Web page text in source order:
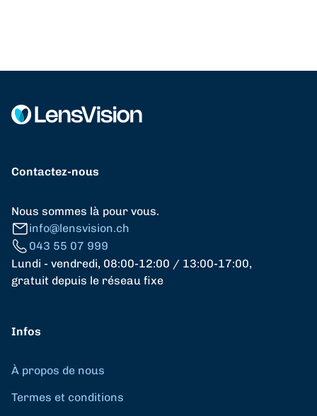
Contactez-nous
Nous sommes là pour vous.
info@lensvision.ch
043 55 07 999
Lundi - vendredi, 08:00-12:00 / 13:00-17:00,
gratuit depuis le réseau fixe
Infos
À propos de nous
Termes et conditions